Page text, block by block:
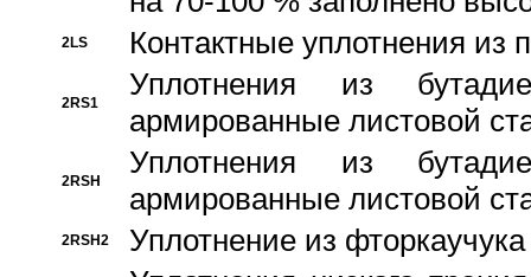
2LS Контактные уплотнения из
2RS1
Уплотнения из
армированные листовой
2RSH
Уплотнения из
армированные листовой
2RSH2 Уплотнение из